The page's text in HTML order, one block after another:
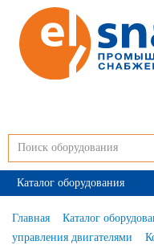
Каталог оборудования
Главная Каталог
управления двигателями